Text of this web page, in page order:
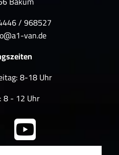
/ 968527
van.de
8-18 Uhr
8 - 12 Uhr